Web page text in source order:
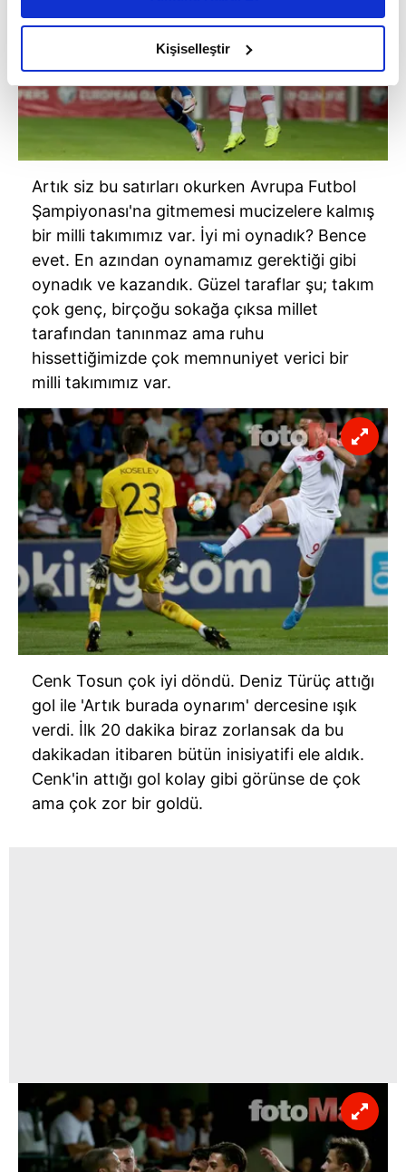
amacımızın size daha iyi bir reklam deneyimi sunmak
olduğunu ve sizlere en iyi içerikleri sunabilmek adına
elimizden gelen çabayı gösterdiğimizi ve bu noktada,
reklamların maliyetlerimizi karşılamak noktasında tek gelir
kalemimiz olduğunu sizlere hatırlatmak isteriz.
Her halükârda, kullanıcılar, bu çerezlere izin vermedikleri
takdirde, kullanıcılara hedefli reklamlar
Sizlere daha iyi bir hizmet sunabilmek için İnternet
Sitemizde kendimize ve üçüncü kişilere ait çerezler
kullanılmaktadır. Bu çerezler vasıtasıyla çeşitli kişisel
verileriniz işlenmekte olup gerekli olan çerezler bilgi
toplumu hizmetlerinin sunulması amacıyla
kullanılmaktadır. Diğer çerezler, sitemizin daha işlevsel
kılınması ve kişiselleştirilmesi ve sizlere yönelik
sınırlı olarak açık rızanız dahilinde kullanılacaktır.
Çerezlere ilişkin tercihlerinizi aşağıda yer alan panel
vasıtasıyla belirleyebilirsiniz. Çerezlere ilişkin detaylı bilgi
için Ayarlar butonuna tıklayabilir,Çerez Bilgilendirme
Metnimiziziyaret edebilirsiniz.
6698 sayılı Kişisel Verilerin Korunması Kanunu uyarınca
hazırlanmış Aydınlatma Metnimizi okumak ve sitemizde
ilgili mevzuata uygun olarak kullanılan çerezlerle ilgili bilgi
almak için lütfentıklayınız.
Kişiselleştir
Artık siz bu satırları okurken Avrupa Futbol
Şampiyonası'na gitmemesi mucizelere kalmış
bir milli takımımız var. İyi mi oynadık? Bence
evet. En azından oynamamız gerektiği gibi
oynadık ve kazandık. Güzel taraflar şu; takım
çok genç, birçoğu sokağa çıksa millet
tarafından tanınmaz ama ruhu
hissettiğimizde çok memnuniyet verici bir
milli takımımız var.
Cenk Tosun çok iyi döndü. Deniz Türüç attığı
gol ile 'Artık burada oynarım' dercesine ışık
verdi. İlk 20 dakika biraz zorlansak da bu
dakikadan itibaren bütün inisiyatifi ele aldık.
Cenk'in attığı gol kolay gibi görünse de çok
ama çok zor bir goldü.